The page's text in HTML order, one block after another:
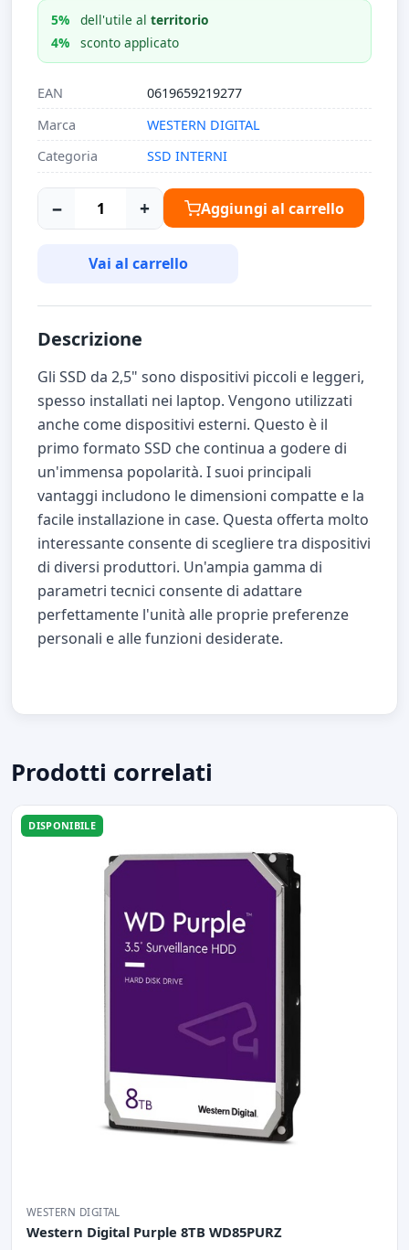
5% dell'utile alterritorio
4%
sconto applicato
EAN
0619659219277
Marca
WESTERN DIGITAL
Categoria
SSD INTERNI
− + Aggiungi al carrello
Vai al carrello
Descrizione
Gli SSD da 2,5" sono dispositivi piccoli e leggeri,
spesso installati nei laptop. Vengono utilizzati
anche come dispositivi esterni. Questo è il
primo formato SSD che continua a godere di
un'immensa popolarità. I suoi principali
vantaggi includono le dimensioni compatte e la
facile installazione in case. Questa offerta molto
interessante consente di scegliere tra dispositivi
di diversi produttori. Un'ampia gamma di
parametri tecnici consente di adattare
perfettamente l'unità alle proprie preferenze
personali e alle funzioni desiderate.
Prodotti correlati
DISPONIBILE
WESTERN DIGITAL
Western Digital Purple 8TB WD85PURZ